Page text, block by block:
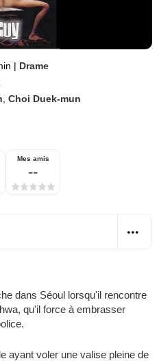
| Drame
Choi Duek-mun
Mes amis
--
dans Séoul lorsqu'il rencontre
qu'il force à embrasser
ayant voler une valise pleine de